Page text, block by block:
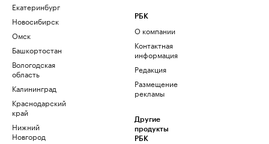
Екатеринбург
Новосибирск
Омск
Башкортостан
Вологодская
область
Калининград
Краснодарский
край
Нижний
Новгород
РБК
О компании
Контактная
информация
Редакция
Размещение
рекламы
Другие
продукты
РБК